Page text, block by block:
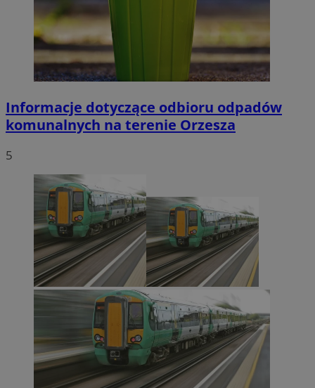
Informacje dotyczące odbioru odpadów
komunalnych na terenie Orzesza
5